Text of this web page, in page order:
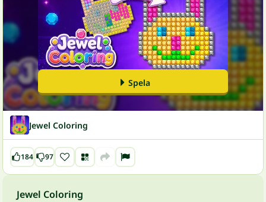
Spela
Jewel Coloring
184 97
Jewel Coloring